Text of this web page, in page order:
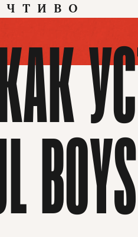
ЧТИВО
BOYS